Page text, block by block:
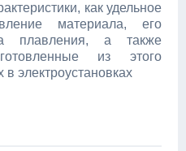
как удельное
материала, его
плавления, а также
из этого
электроустановках